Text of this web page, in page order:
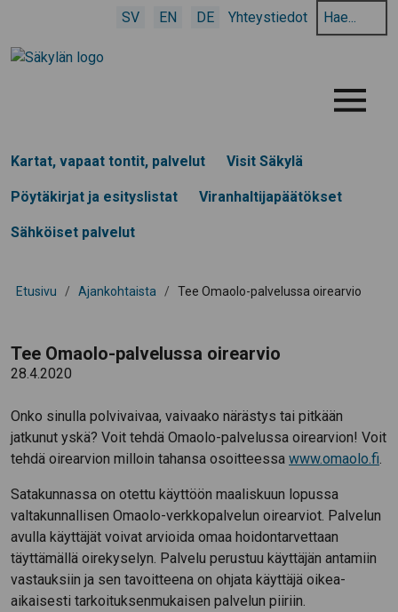
SV EN DE Yhteystiedot
Hae
hakusanalla:
Menu
Kartat, vapaat tontit, palvelut Visit Säkylä
Pöytäkirjat ja esityslistat Viranhaltijapäätökset
Sähköiset palvelut
Etusivu / Ajankohtaista / Tee Omaolo-palvelussa oirearvio
Tee Omaolo-palvelussa oirearvio
28.4.2020
Onko sinulla polvivaivaa, vaivaako närästys tai pitkään
jatkunut yskä? Voit tehdä Omaolo-palvelussa oirearvion! Voit
tehdä oirearvion milloin tahansa osoitteessa www.omaolo.fi
Satakunnassa on otettu käyttöön maaliskuun lopussa
valtakunnallisen Omaolo-verkkopalvelun oirearviot. Palvelun
avulla käyttäjät voivat arvioida omaa hoidontarvettaan
täyttämällä oirekyselyn. Palvelu perustuu käyttäjän antamiin
vastauksiin ja sen tavoitteena on ohjata käyttäjä oikea-
aikaisesti tarkoituksenmukaisen palvelun piiriin.